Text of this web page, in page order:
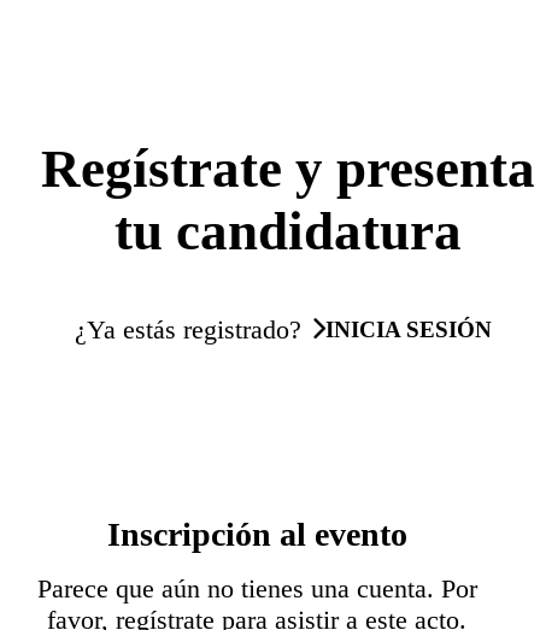
Regístrate y presenta
tu candidatura
¿Ya estás registrado? INICIA SESIÓN
Inscripción al evento
Parece que aún no tienes una cuenta. Por
favor, regístrate para asistir a este acto.